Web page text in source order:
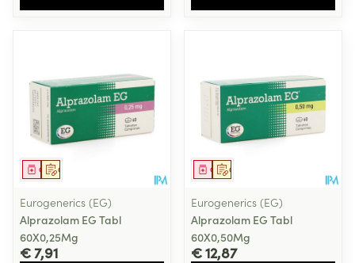
Op voorschrift
Geneesmiddel
Eurogenerics (EG)
Alprazolam EG Tabl
60X0,25Mg
€ 7,91
Op voorschrift
Geneesmiddel
Eurogenerics (EG)
Alprazolam EG Tabl
60X0,50Mg
€ 12,87